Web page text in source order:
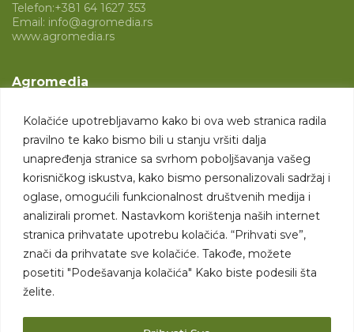
Kolačiće upotrebljavamo kako bi ova web stranica radila
pravilno te kako bismo bili u stanju vršiti dalja
unapređenja stranice sa svrhom poboljšavanja vašeg
korisničkog iskustva, kako bismo personalizovali sadržaj i
oglase, omogućili funkcionalnost društvenih medija i
analizirali promet. Nastavkom korištenja naših internet
stranica prihvatate upotrebu kolačića. “Prihvati sve”,
znači da prihvatate sve kolačiće. Takođe, možete
posetiti "Podešavanja kolačića" Kako biste podesili šta
želite.
Telefon:+381 64 1627 353
Email: info@agromedia.rs
www.agromedia.rs
Agromedia
Svet poljoprivrede
Marketing usluge
Tražimo saradnike
Kontakt
Kontakt